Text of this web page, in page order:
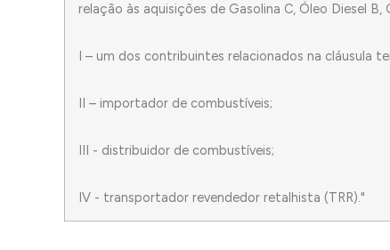
relação às aquisições de Gasolina C, Óleo Diesel
I – um dos contribuintes relacionados na cláusula
II – importador de combustíveis;
III - distribuidor de combustíveis;
IV - transportador revendedor retalhista (TRR)."